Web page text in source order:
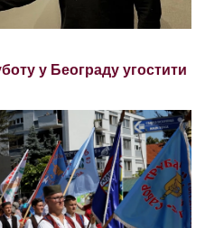
у Београду угостити